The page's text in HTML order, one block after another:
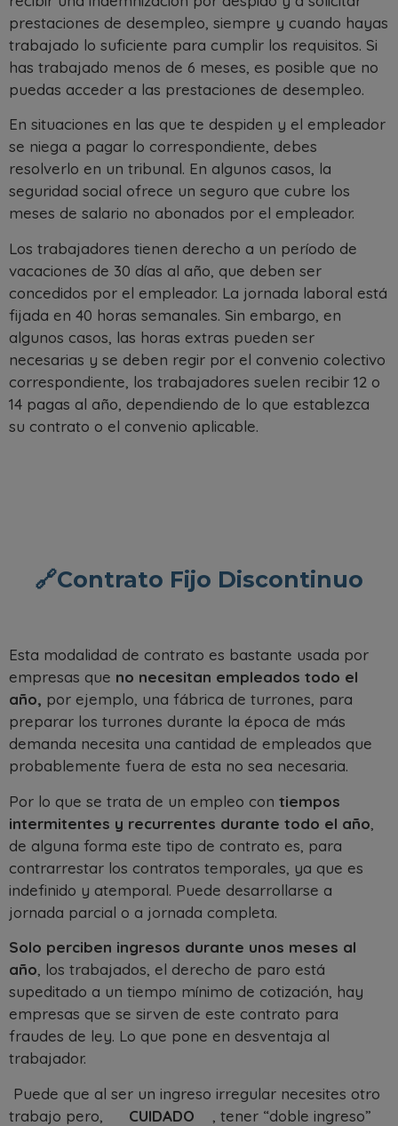
prestaciones de desempleo, siempre y cuando hayas
trabajado lo suficiente para cumplir los requisitos. Si
has trabajado menos de 6 meses, es posible que no
puedas acceder a las prestaciones de desempleo.
En situaciones en las que te despiden y el empleador
se niega a pagar lo correspondiente, debes
resolverlo en un tribunal. En algunos casos, la
seguridad social ofrece un seguro que cubre los
meses de salario no abonados por el empleador.
Los trabajadores tienen derecho a un período de
vacaciones de 30 días al año, que deben ser
concedidos por el empleador. La jornada laboral está
fijada en 40 horas semanales. Sin embargo, en
algunos casos, las horas extras pueden ser
necesarias y se deben regir por el convenio colectivo
correspondiente, los trabajadores suelen recibir 12 o
14 pagas al año, dependiendo de lo que establezca
su contrato o el convenio aplicable.
🔗Contrato Fijo Discontinuo
Esta modalidad de contrato es bastante usada por
empresas que no necesitan empleados todo el
año, por ejemplo, una fábrica de turrones, para
preparar los turrones durante la época de más
demanda necesita una cantidad de empleados que
probablemente fuera de esta no sea necesaria.
Por lo que se trata de un empleo con tiempos
intermitentes y recurrentes durante todo el año
de alguna forma este tipo de contrato es, para
contrarrestar los contratos temporales, ya que es
indefinido y atemporal. Puede desarrollarse a
jornada parcial o a jornada completa.
Solo perciben ingresos durante unos meses al
año , los trabajados, el derecho de paro está
supeditado a un tiempo mínimo de cotización, hay
empresas que se sirven de este contrato para
fraudes de ley. Lo que pone en desventaja al
trabajador.
Puede que al ser un ingreso irregular necesites otro
trabajo pero,
CUIDADO
, tener “doble ingreso”